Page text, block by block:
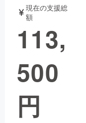
音楽
ゲーム・サ
現在の支援総
額
113,
500
円